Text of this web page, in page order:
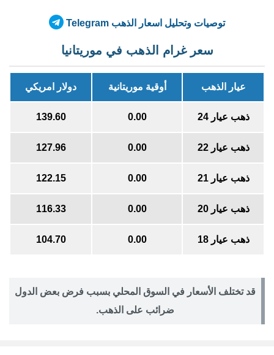
توصيات وتحليل اسعار الذهب Telegram
سعر غرام الذهب في موريتانيا
عيار الذهب أوقية موريتانية دولار امريكي
ذهب عيار 24 0.00
139.60
ذهب عيار 22 0.00
127.96
ذهب عيار 21 0.00
122.15
ذهب عيار 20 0.00
116.33
ذهب عيار 18 0.00
104.70
قد تختلف الأسعار في السوق المحلي بسبب فرض بعض الدول
ضرائب على الذهب.